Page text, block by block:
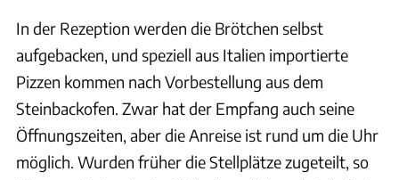
In der Rezeption werden die Brötchen selbst
aufgebacken, und speziell aus Italien importierte
Pizzen kommen nach Vorbestellung aus dem
Steinbackofen. Zwar hat der Empfang auch seine
Öffnungszeiten, aber die Anreise ist rund um die Uhr
möglich. Wurden früher die Stellplätze zugeteilt, so